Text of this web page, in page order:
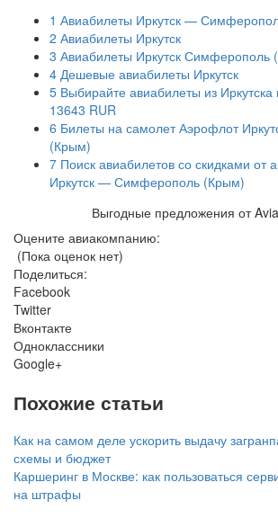
1 Авиабилеты Иркутск —
2 Авиабилеты Иркутск
3 Авиабилеты Иркутск Симферополь
4 Дешевые авиабилеты Иркутск
5 Выбирайте авиабилеты из
13643 RUR
6 Билеты на самолет Аэрофлот
(Крым)
7 Поиск авиабилетов со скидками от
Иркутск — Симферополь (Крым)
Выгодные предложения от
Оцените авиакомпанию:
(Пока оценок нет)
Поделиться:
Facebook
Twitter
Вконтакте
Одноклассники
Google+
Похожие статьи
Как на самом деле ускорить выдачу
схемы и бюджет
Каршеринг в Москве: как пользоваться
на штрафы